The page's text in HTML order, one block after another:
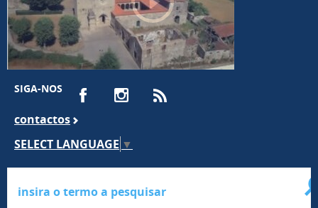
SIGA-NOS
contactos
SELECT LANGUAGE ▼